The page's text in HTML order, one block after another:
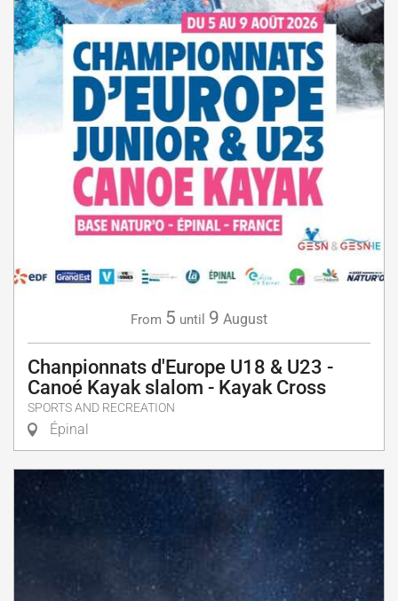
From 5 until 9 August
Chanpionnats d'Europe U18 & U23 -
Canoé Kayak slalom - Kayak Cross
SPORTS AND RECREATION
Épinal